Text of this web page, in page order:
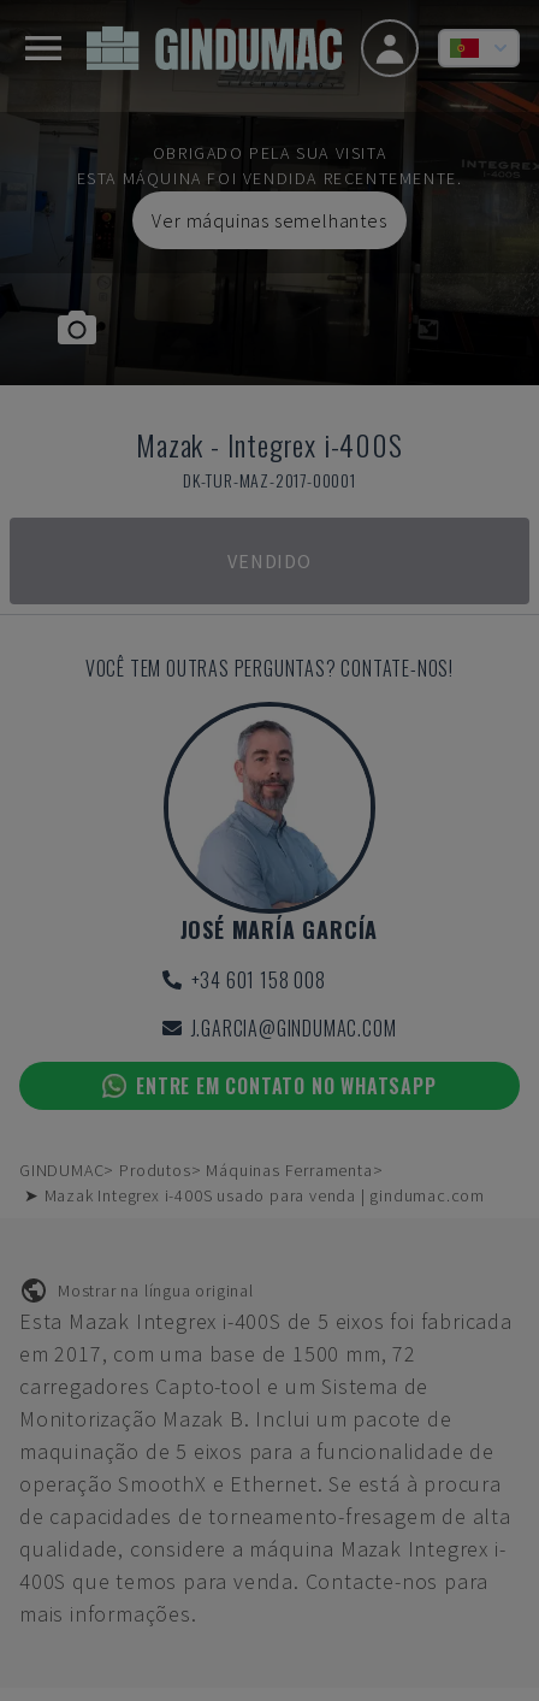
OBRIGADO PELA SUA VISITA
ESTA MÁQUINA FOI VENDIDA RECENTEMENTE.
Ver máquinas semelhantes
Mazak - Integrex i-400S
DK-TUR-MAZ-2017-00001
VENDIDO
VOCÊ TEM OUTRAS PERGUNTAS? CONTATE-NOS!
JOSÉ MARÍA GARCÍA
+34 601 158 008
J.GARCIA@GINDUMAC.COM
ENTRE EM CONTATO NO WHATSAPP
GINDUMAC Produtos
Máquinas Ferramenta
➤ Mazak Integrex i-400S usado para venda | gindumac.com
Mostrar na língua original
Esta Mazak Integrex i-400S de 5 eixos foi fabricada
em 2017, com uma base de 1500 mm, 72
carregadores Capto-tool e um Sistema de
Monitorização Mazak B. Inclui um pacote de
maquinação de 5 eixos para a funcionalidade de
operação SmoothX e Ethernet. Se está à procura
de capacidades de torneamento-fresagem de alta
qualidade, considere a máquina Mazak Integrex i-
400S que temos para venda. Contacte-nos para
mais informações.